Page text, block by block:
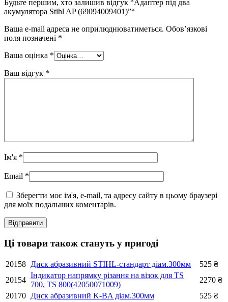
Будьте першим, хто залишив відгук “Адаптер під два
акумулятора Stihl AP (69094009401)”“
Ваша e-mail адреса не оприлюднюватиметься. Обов’язкові
поля позначені *
Ваша оцінка *
Ваш відгук *
Ім'я *
Email *
Зберегти моє ім'я, e-mail, та адресу сайту в цьому браузері
для моїх подальших коментарів.
Ці товари також стануть у пригоді
20158 Диск абразивний STIHL-стандарт діам.300мм 525 ₴
20154
Індикатор напрямку різання на візок для TS
700, TS 800(42050071009)
2270 ₴
20170 Диск абразивний K-BA діам.300мм 525 ₴